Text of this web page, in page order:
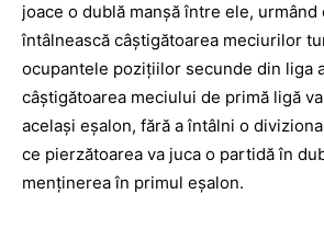
joace o dublă manşă între ele, urmând
întâlnească câştigătoarea meciurilor
ocupantele poziţiilor secunde din liga
câştigătoarea meciului de primă ligă
acelaşi eşalon, fără a întâlni o
ce pierzătoarea va juca o partidă în
menţinerea în primul eşalon.